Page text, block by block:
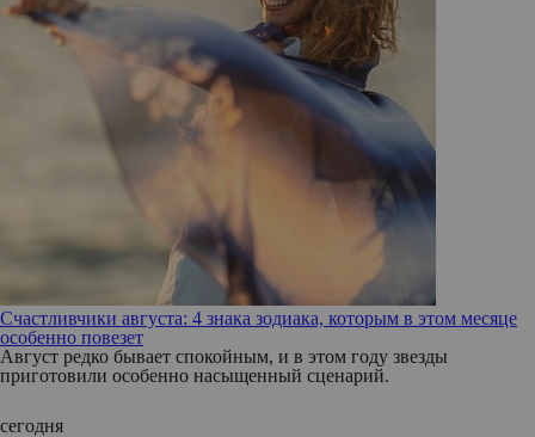
Счастливчики августа: 4 знака зодиака, которым в этом месяце
особенно повезет
Август редко бывает спокойным, и в этом году звезды
приготовили особенно насыщенный сценарий.
сегодня